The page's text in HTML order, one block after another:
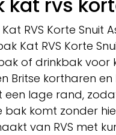
RVS Korte Snuit
Kat RVS Korte
of drinkbak voor
Britse kortharen
lage rand,
bak komt zonder
van RVS met